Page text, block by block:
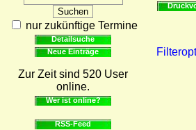
nur zukünftige Termine
Detailsuche
Neue Einträge
Zur Zeit sind 520 User
online.
Wer ist online?
RSS-Feed